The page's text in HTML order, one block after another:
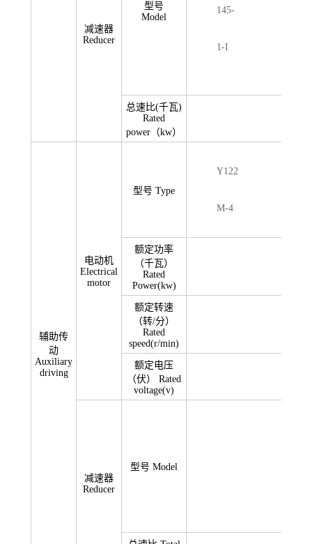
减速器
Reducer
型号
Model
145-
1-I
总速比(千瓦)
Rated
power（kw）
辅助传
动
Auxiliary
driving
电动机
Electrical
motor
型号 Type
Y122
M-4
额定功率
（千瓦）
Rated
Power(kw)
额定转速
（转/分）
Rated
speed(r/min)
额定电压
（伏） Rated
voltage(v)
减速器
Reducer
型号 Model